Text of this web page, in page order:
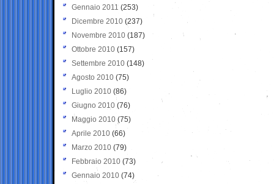
Gennaio 2011 (253)
Dicembre 2010 (237)
Novembre 2010 (187)
Ottobre 2010 (157)
Settembre 2010 (148)
Agosto 2010 (75)
Luglio 2010 (86)
Giugno 2010 (76)
Maggio 2010 (75)
Aprile 2010 (66)
Marzo 2010 (79)
Febbraio 2010 (73)
Gennaio 2010 (74)